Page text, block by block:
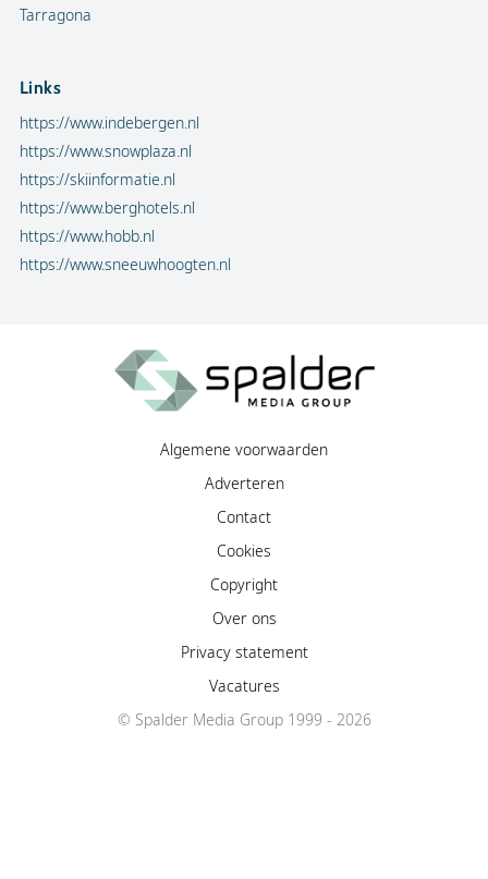
Tarragona
Links
https://www.indebergen.nl
https://www.snowplaza.nl
https://skiinformatie.nl
https://www.berghotels.nl
https://www.hobb.nl
https://www.sneeuwhoogten.nl
Algemene voorwaarden
Adverteren
Contact
Cookies
Copyright
Over ons
Privacy statement
Vacatures
© Spalder Media Group 1999 - 2026